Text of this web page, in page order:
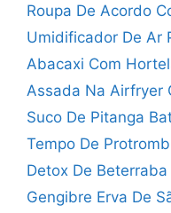
Roupa De Acordo
Umidificador De Ar
Abacaxi Com
Assada Na Airfryer
Suco De Pitanga
Tempo De
Detox De
Gengibre Erva De